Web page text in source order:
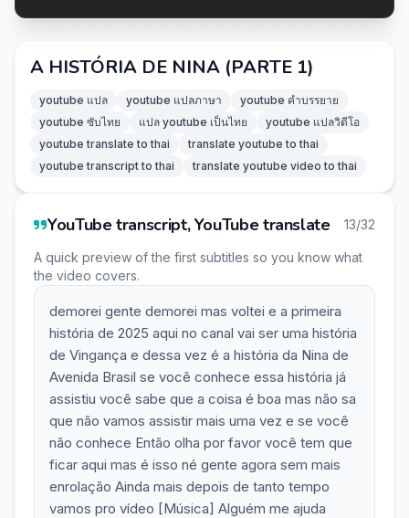
A HISTÓRIA DE NINA (PARTE 1)
youtube แปล youtube แปลภาษา
youtube คำบรรยาย
youtube ซับไทย
แปล youtube เป็นไทย
youtube แปลวิดีโอ
youtube translate to thai
translate youtube to thai
youtube transcript to thai
translate youtube video to thai
YouTube transcript, YouTube translate 13/32
A quick preview of the first subtitles so you know what
the video covers.
demorei gente demorei mas voltei e a primeira
história de 2025 aqui no canal vai ser uma história
de Vingança e dessa vez é a história da Nina de
Avenida Brasil se você conhece essa história já
assistiu você sabe que a coisa é boa mas não sa
que não vamos assistir mais uma vez e se você
não conhece Então olha por favor você tem que
ficar aqui mas é isso né gente agora sem mais
enrolação Ainda mais depois de tanto tempo
vamos pro vídeo [Música] Alguém me ajuda